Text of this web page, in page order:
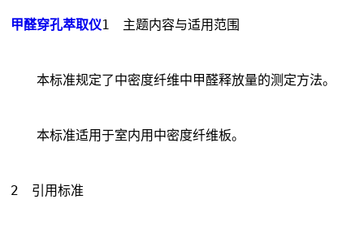
甲醛穿孔萃取仪1　主题内容与适用范围
本标准规定了中密度纤维中甲醛释放量的测定方法。
本标准适用于室内用中密度纤维板。
2　引用标准